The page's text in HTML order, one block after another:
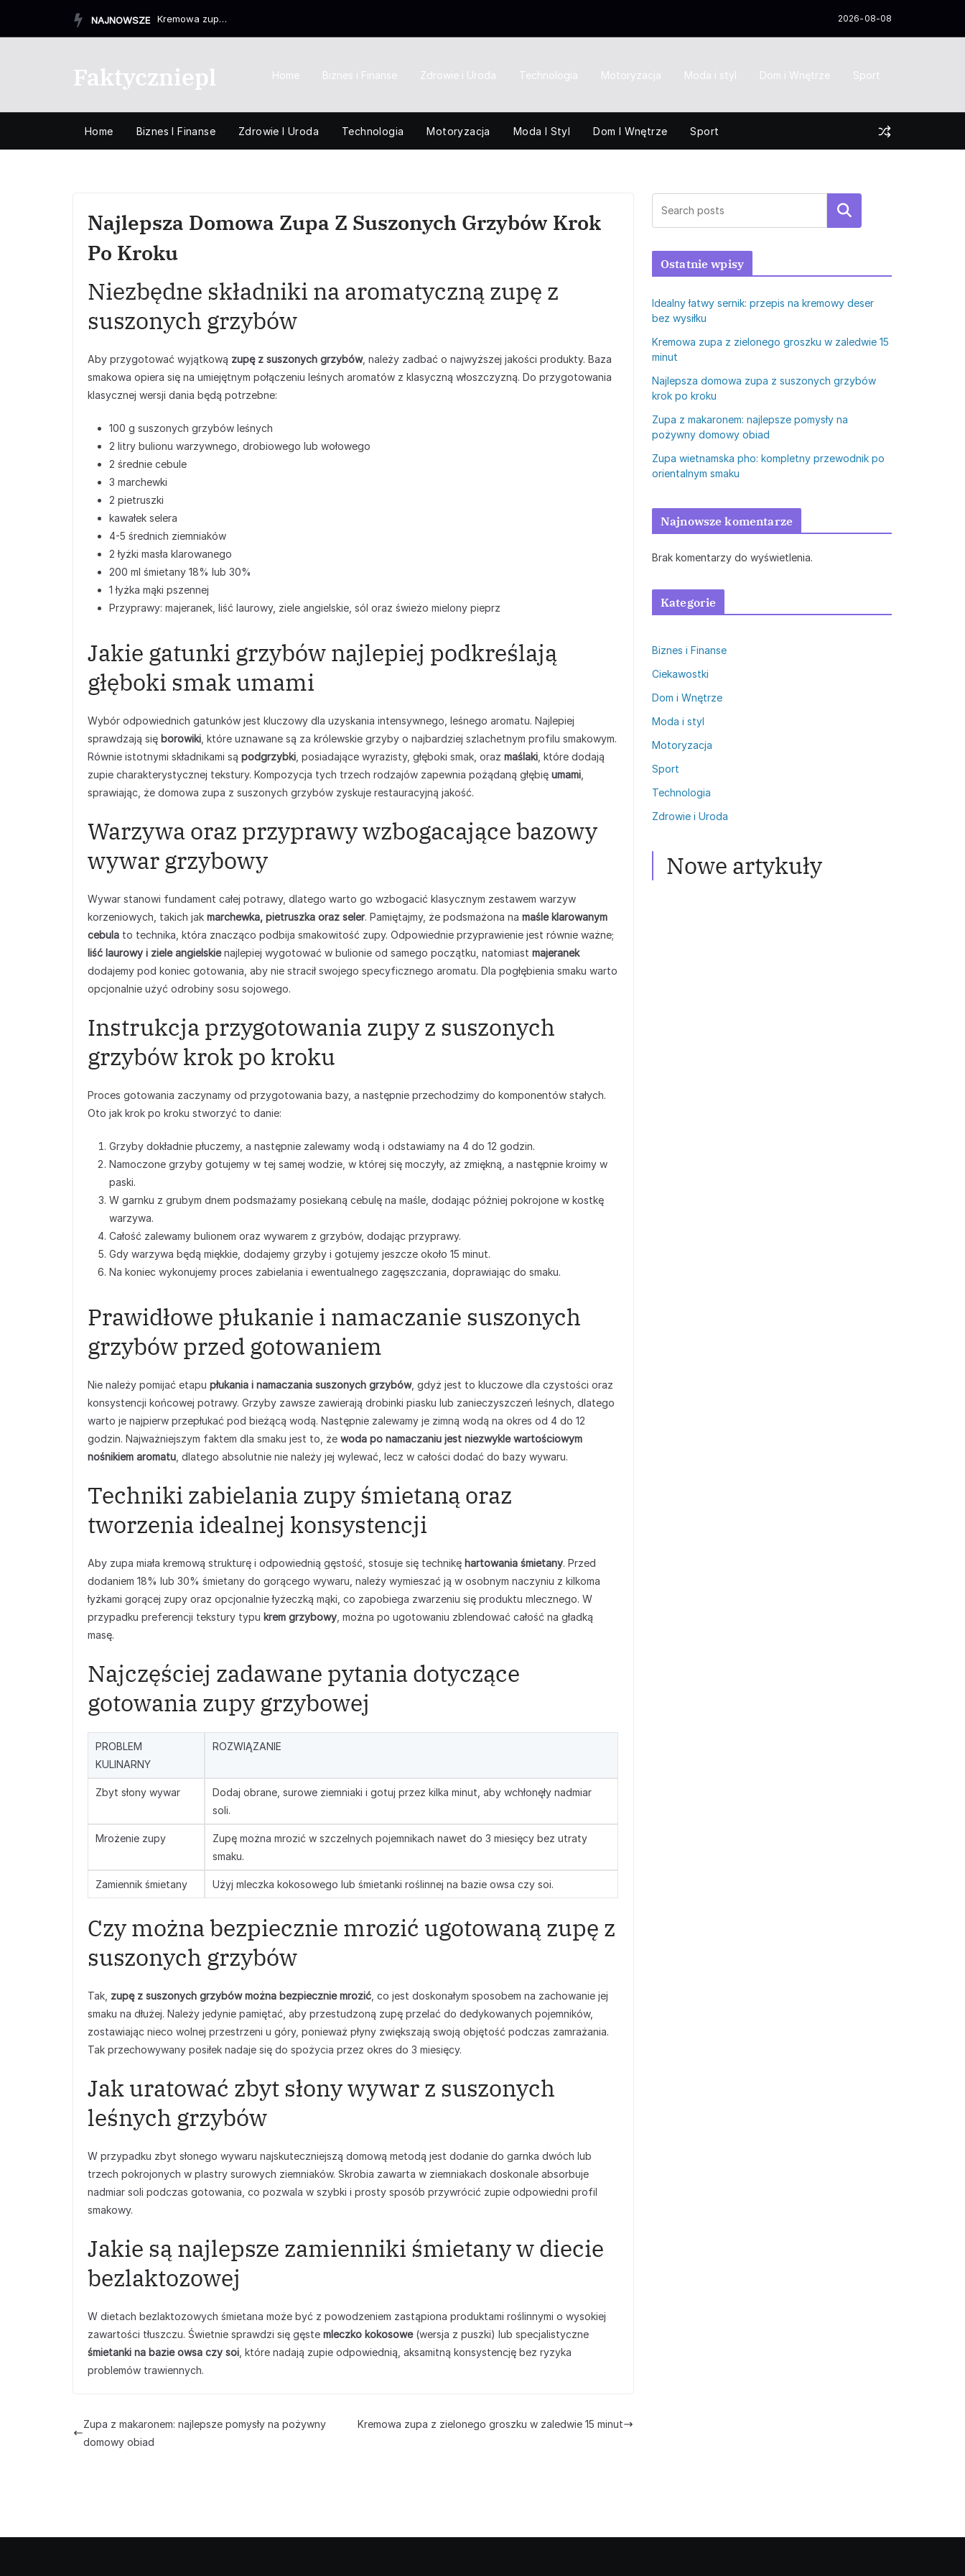
NAJNOWSZE Kremowa zupa z zielonego groszku w zaledwie 15 minut 2026-08-08
Faktyczniepl Home Biznes i Finanse Zdrowie i Uroda Technologia Motoryzacja Moda i styl Dom i Wnętrze Sport
Home Biznes I Finanse Zdrowie I Uroda Technologia Motoryzacja Moda I Styl Dom I Wnętrze Sport
Najlepsza Domowa Zupa Z Suszonych Grzybów Krok
Po Kroku
Niezbędne składniki na aromatyczną zupę z
suszonych grzybów
Aby przygotować wyjątkową zupę z suszonych grzybów, należy zadbać o najwyższej jakości produkty. Baza
smakowa opiera się na umiejętnym połączeniu leśnych aromatów z klasyczną włoszczyzną. Do przygotowania
klasycznej wersji dania będą potrzebne:
100 g suszonych grzybów leśnych
2 litry bulionu warzywnego, drobiowego lub wołowego
2 średnie cebule
3 marchewki
2 pietruszki
kawałek selera
4-5 średnich ziemniaków
2 łyżki masła klarowanego
200 ml śmietany 18% lub 30%
1 łyżka mąki pszennej
Przyprawy: majeranek, liść laurowy, ziele angielskie, sól oraz świeżo mielony pieprz
Jakie gatunki grzybów najlepiej podkreślają
głęboki smak umami
Wybór odpowiednich gatunków jest kluczowy dla uzyskania intensywnego, leśnego aromatu. Najlepiej
sprawdzają się borowiki , które uznawane są za królewskie grzyby o najbardziej szlachetnym profilu smakowym.
Równie istotnymi składnikami są podgrzybki , posiadające wyrazisty, głęboki smak, oraz maślaki , które dodają
zupie charakterystycznej tekstury. Kompozycja tych trzech rodzajów zapewnia pożądaną głębię umami
sprawiając, że domowa zupa z suszonych grzybów zyskuje restauracyjną jakość.
Warzywa oraz przyprawy wzbogacające bazowy
wywar grzybowy
Wywar stanowi fundament całej potrawy, dlatego warto go wzbogacić klasycznym zestawem warzyw
korzeniowych, takich jak marchewka, pietruszka oraz seler. Pamiętajmy, że podsmażona na maśle klarowanym
cebula to technika, która znacząco podbija smakowitość zupy. Odpowiednie przyprawienie jest równie ważne;
liść laurowy i ziele angielskienajlepiej wygotować w bulionie od samego początku, natomiast majeranek
dodajemy pod koniec gotowania, aby nie stracił swojego specyficznego aromatu. Dla pogłębienia smaku warto
opcjonalnie użyć odrobiny sosu sojowego.
Instrukcja przygotowania zupy z suszonych
grzybów krok po kroku
Proces gotowania zaczynamy od przygotowania bazy, a następnie przechodzimy do komponentów stałych.
Oto jak krok po kroku stworzyć to danie:
Grzyby dokładnie płuczemy, a następnie zalewamy wodą i odstawiamy na 4 do 12 godzin.
Namoczone grzyby gotujemy w tej samej wodzie, w której się moczyły, aż zmiękną, a następnie kroimy w
paski.
W garnku z grubym dnem podsmażamy posiekaną cebulę na maśle, dodając później pokrojone w kostkę
warzywa.
Całość zalewamy bulionem oraz wywarem z grzybów, dodając przyprawy.
Gdy warzywa będą miękkie, dodajemy grzyby i gotujemy jeszcze około 15 minut.
Na koniec wykonujemy proces zabielania i ewentualnego zagęszczania, doprawiając do smaku.
Prawidłowe płukanie i namaczanie suszonych
grzybów przed gotowaniem
Nie należy pomijać etapu płukania i namaczania suszonych grzybów, gdyż jest to kluczowe dla czystości oraz
konsystencji końcowej potrawy. Grzyby zawsze zawierają drobinki piasku lub zanieczyszczeń leśnych, dlatego
warto je najpierw przepłukać pod bieżącą wodą. Następnie zalewamy je zimną wodą na okres od 4 do 12
godzin. Najważniejszym faktem dla smaku jest to, że woda po namaczaniu jest niezwykle wartościowym
nośnikiem aromatu , dlatego absolutnie nie należy jej wylewać, lecz w całości dodać do bazy wywaru.
Techniki zabielania zupy śmietaną oraz
tworzenia idealnej konsystencji
Aby zupa miała kremową strukturę i odpowiednią gęstość, stosuje się technikę hartowania śmietany. Przed
dodaniem 18% lub 30% śmietany do gorącego wywaru, należy wymieszać ją w osobnym naczyniu z kilkoma
łyżkami gorącej zupy oraz opcjonalnie łyżeczką mąki, co zapobiega zwarzeniu się produktu mlecznego. W
przypadku preferencji tekstury typu krem grzybowy , można po ugotowaniu zblendować całość na gładką
masę.
Najczęściej zadawane pytania dotyczące
gotowania zupy grzybowej
PROBLEM
KULINARNY
ROZWIĄZANIE
Zbyt słony wywar
Dodaj obrane, surowe ziemniaki i gotuj przez kilka minut, aby wchłonęły nadmiar
soli.
Mrożenie zupy
Zupę można mrozić w szczelnych pojemnikach nawet do 3 miesięcy bez utraty
smaku.
Zamiennik śmietany Użyj mleczka kokosowego lub śmietanki roślinnej na bazie owsa czy soi.
Czy można bezpiecznie mrozić ugotowaną zupę z
suszonych grzybów
Tak, zupę z suszonych grzybów można bezpiecznie mrozić , co jest doskonałym sposobem na zachowanie jej
smaku na dłużej. Należy jedynie pamiętać, aby przestudzoną zupę przelać do dedykowanych pojemników,
zostawiając nieco wolnej przestrzeni u góry, ponieważ płyny zwiększają swoją objętość podczas zamrażania.
Tak przechowywany posiłek nadaje się do spożycia przez okres do 3 miesięcy.
Jak uratować zbyt słony wywar z suszonych
leśnych grzybów
W przypadku zbyt słonego wywaru najskuteczniejszą domową metodą jest dodanie do garnka dwóch lub
trzech pokrojonych w plastry surowych ziemniaków. Skrobia zawarta w ziemniakach doskonale absorbuje
nadmiar soli podczas gotowania, co pozwala w szybki i prosty sposób przywrócić zupie odpowiedni profil
smakowy.
Jakie są najlepsze zamienniki śmietany w diecie
bezlaktozowej
W dietach bezlaktozowych śmietana może być z powodzeniem zastąpiona produktami roślinnymi o wysokiej
zawartości tłuszczu. Świetnie sprawdzi się gęste mleczko kokosowe(wersja z puszki) lub specjalistyczne
śmietanki na bazie owsa czy soi , które nadają zupie odpowiednią, aksamitną konsystencję bez ryzyka
problemów trawiennych.
Zupa z makaronem: najlepsze pomysły na pożywny
domowy obiad
Kremowa zupa z zielonego groszku w zaledwie 15 minut
Szukaj
Ostatnie wpisy
Idealny łatwy sernik: przepis na kremowy deser
bez wysiłku
Kremowa zupa z zielonego groszku w zaledwie 15
minut
Najlepsza domowa zupa z suszonych grzybów
krok po kroku
Zupa z makaronem: najlepsze pomysły na
pożywny domowy obiad
Zupa wietnamska pho: kompletny przewodnik po
orientalnym smaku
Najnowsze komentarze
Brak komentarzy do wyświetlenia.
Kategorie
Biznes i Finanse
Ciekawostki
Dom i Wnętrze
Moda i styl
Motoryzacja
Sport
Technologia
Zdrowie i Uroda
Nowe artykuły
Skuteczne metody walki